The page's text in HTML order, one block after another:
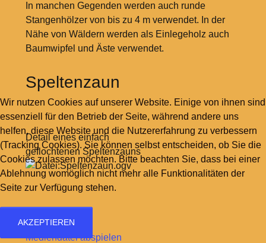
In manchen Gegenden werden auch runde
Stangenhölzer von bis zu 4 m verwendet. In der
Nähe von Wäldern werden als Einlegeholz auch
Baumwipfel und Äste verwendet.
Speltenzaun
Detail eines einfach
geflochtenen Speltenzauns
Mediendatei abspielen
Wir nutzen Cookies auf unserer Website. Einige von ihnen sind
essenziell für den Betrieb der Seite, während andere uns
helfen, diese Website und die Nutzererfahrung zu verbessern
(Tracking Cookies). Sie können selbst entscheiden, ob Sie die
Cookies zulassen möchten. Bitte beachten Sie, dass bei einer
Ablehnung womöglich nicht mehr alle Funktionalitäten der
Seite zur Verfügung stehen.
AKZEPTIEREN